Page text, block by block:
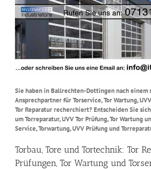
Sie haben in Ballrechten-Dottingen nach einem
Ansprechpartner für Torservice, Tor Wartung,
Tor Reparatur recherchiert? Entscheiden Sie
um Torreparatur, UVV Tor Prüfung, Tor Wartung
Service, Torwartung, UVV Prüfung und
Torbau, Tore und Tortechnik: Tor
Prüfungen, Tor Wartung und